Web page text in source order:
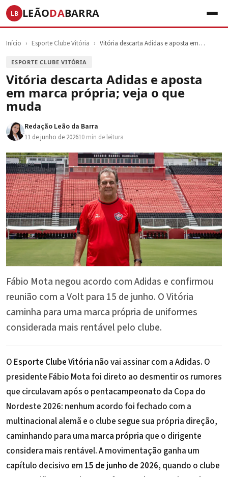
LB LEÃODABARRA
Início › Esporte Clube Vitória › Vitória descarta Adidas e aposta em…
ESPORTE CLUBE VITÓRIA
Vitória descarta Adidas e aposta
em marca própria; veja o que
muda
Redação Leão da Barra
11 de junho de 202610 min de leitura
Fábio Mota negou acordo com Adidas e confirmou
reunião com a Volt para 15 de junho. O Vitória
caminha para uma marca própria de uniformes
considerada mais rentável pelo clube.
O Esporte Clube Vitória não vai assinar com a Adidas. O
presidente Fábio Motafoi direto ao desmentir os rumores
que circulavam após o pentacampeonato da Copa do
Nordeste 2026: nenhum acordo foi fechado com a
multinacional alemã e o clube segue sua própria direção,
caminhando para uma marca própria que o dirigente
considera mais rentável. A movimentação ganha um
capítulo decisivo em 15 de junho de 2026, quando o clube